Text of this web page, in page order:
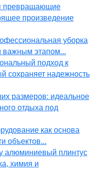
превращающие
произведение
уборка
важным этапом...
подход к
сохраняет надежность
размеров: идеальное
отдыха под
как основа
объектов...
плинтус
химия и